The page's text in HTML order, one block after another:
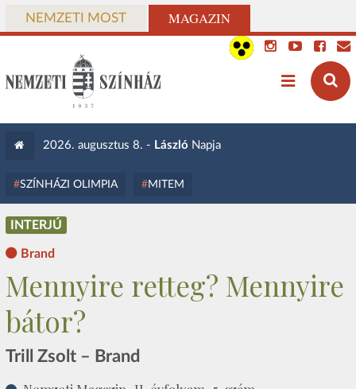
NEMZETI MOST MAGAZIN
2026. augusztus 8. - László Napja
SZÍNHÁZI OLIMPIA MITEM
INTERJÚ
Brand
Mennyire retteg? Mennyire
bátor?
Trill Zsolt – Brand